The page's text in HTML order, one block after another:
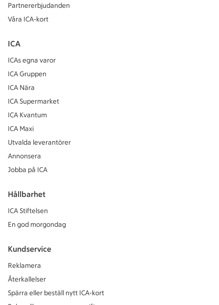
Partnererbjudanden
Våra ICA-kort
ICA
ICAs egna varor
ICA Gruppen
ICA Nära
ICA Supermarket
ICA Kvantum
ICA Maxi
Utvalda leverantörer
Annonsera
Jobba på ICA
Hållbarhet
ICA Stiftelsen
En god morgondag
Kundservice
Reklamera
Återkallelser
Spärra eller beställ nytt ICA-kort